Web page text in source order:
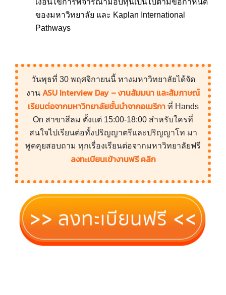
ของมหาวิทยาลัย และ Kaplan International
Pathways
วันพุธที่ 30 พฤศจิกายนนี้ ทางมหาวิทยาลัยได้จัด
งาน ASU Interview Day – งานสัมมนา และสัมภาษณ์
เรียนต่อจากมหาวิทยาลัยชั้นนำจากอเมริกาที่ Hands
On สาขาสีลม ตั้งแต่ 15:00-18:00 สำหรับใครที่
สนใจไปเรียนต่อทั้งปริญญาตรีและปริญญาโท มา
พูดคุยสอบถาม ทุกเรื่องเรียนต่อจากมหาวิทยาลัยฟรี
ลงทะเบียนเข้างานฟรี คลิก